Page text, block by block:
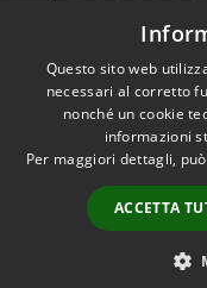
Whistleblowing
Accessibilità
Questo sito web
necessari al corretto
nonché un cookie
informazioni
Per maggiori dettagli,
ACCETTA